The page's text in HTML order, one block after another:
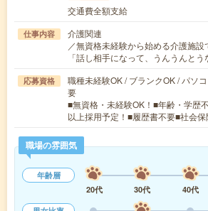
交通費全額支給
仕事内容
介護関連
／無資格未経験から始める介護施設
「話し相手になって、うんうんと
応募資格
職種未経験OK / ブランクOK / パソ
要
■無資格・未経験OK！■年齢・学歴
以上採用予定！■履歴書不要■社会
職場の雰囲気
年齢層
20代
30代 40代